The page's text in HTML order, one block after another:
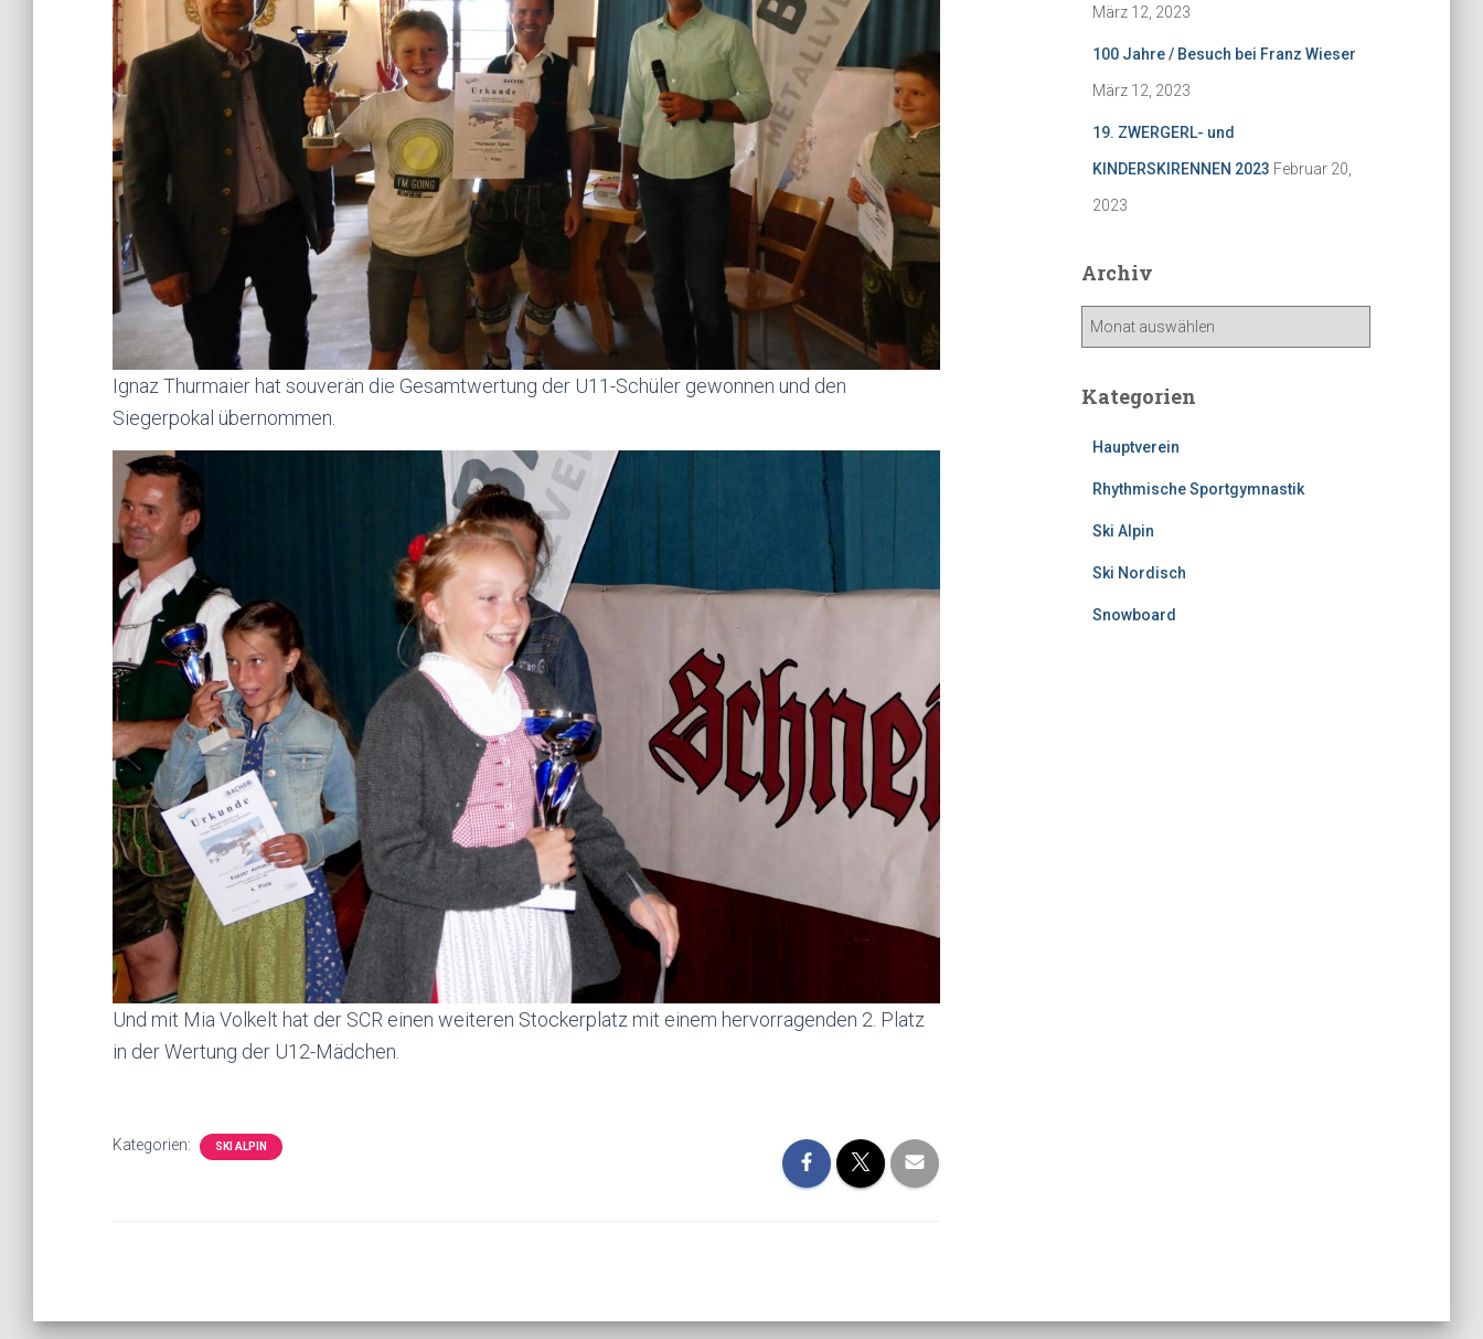
Ignaz Thurmaier hat souverän die Gesamtwertung der U11-Schüler gewonnen und den
Siegerpokal übernommen.
Und mit Mia Volkelt hat der SCR einen weiteren Stockerplatz mit einem hervorragenden 2. Platz
in der Wertung der U12-Mädchen.
Kategorien: SKI ALPIN
März 12, 2023
100 Jahre / Besuch bei Franz Wieser
März 12, 2023
19. ZWERGERL- und
KINDERSKIRENNEN 2023 Februar 20,
2023
Archiv
h
Kategorien
Hauptverein
Rhythmische Sportgymnastik
Ski Alpin
Ski Nordisch
Snowboard